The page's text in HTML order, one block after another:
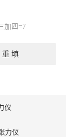
加四=7
仪
力仪